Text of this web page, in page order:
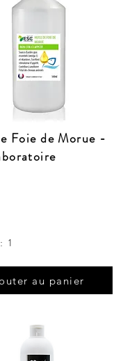
Foie de Morue -
1
au panier